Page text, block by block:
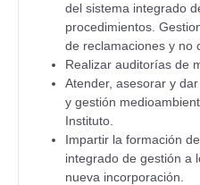
del sistema integrado
procedimientos.
de reclamaciones y no
Realizar auditorías de
Atender, asesorar y
y gestión
Instituto.
Impartir la formación
integrado de gestión a
nueva incorporación.